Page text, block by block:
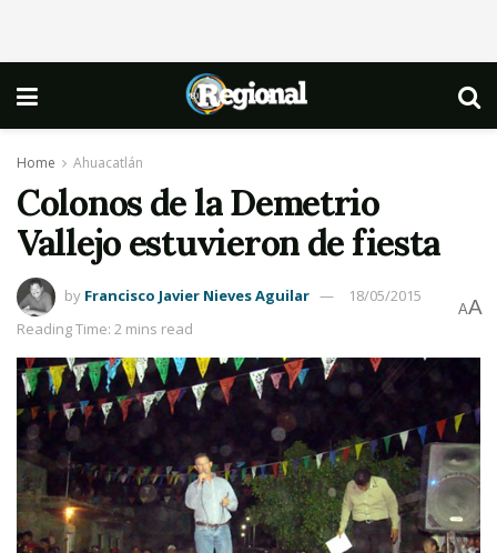
Home Ahuacatlán
Colonos de la Demetrio
Vallejo estuvieron de fiesta
by Francisco Javier Nieves Aguilar
18/05/2015
Reading Time: 2 mins read
AA